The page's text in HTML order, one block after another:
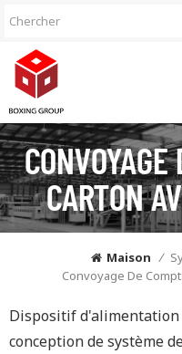
CARTON
Maison /
Convoyage De
Dispositif
conception de système